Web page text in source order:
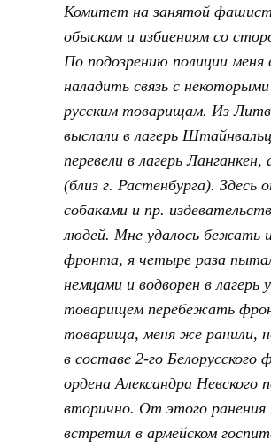
Комитет на занятой
обыскам и избиениям со
По подозрению полиции меня
наладить связь с
русским товарищам. Из
выслали в лагерь
перевели в лагерь
(близ г. Растенбурга). Здесь
собаками и пр.
людей. Мне удалось бежать
фронта, я четыре раза
немцами и водворен в лагерь
товарищем перебежать
товарища, меня же ранили,
в составе 2-го
ордена Александра
вторично. От этого ранения
встретил в армейском